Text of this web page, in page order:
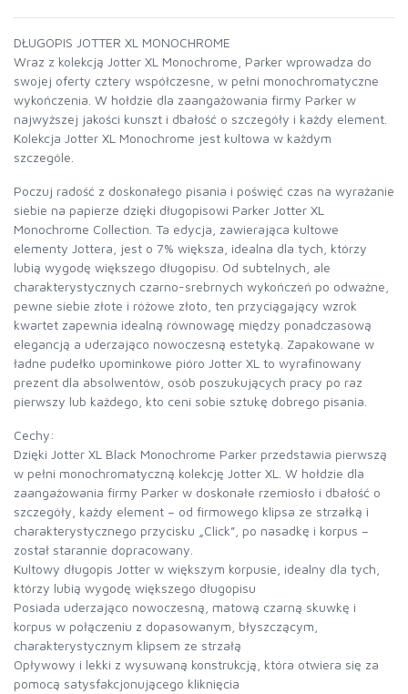
DŁUGOPIS JOTTER XL MONOCHROME
Wraz z kolekcją Jotter XL Monochrome, Parker wprowadza do
swojej oferty cztery współczesne, w pełni monochromatyczne
wykończenia. W hołdzie dla zaangażowania firmy Parker w
najwyższej jakości kunszt i dbałość o szczegóły i każdy element.
Kolekcja Jotter XL Monochrome jest kultowa w każdym
szczególe.
Poczuj radość z doskonałego pisania i poświęć czas na wyrażanie
siebie na papierze dzięki długopisowi Parker Jotter XL
Monochrome Collection. Ta edycja, zawierająca kultowe
elementy Jottera, jest o 7% większa, idealna dla tych, którzy
lubią wygodę większego długopisu. Od subtelnych, ale
charakterystycznych czarno-srebrnych wykończeń po odważne,
pewne siebie złote i różowe złoto, ten przyciągający wzrok
kwartet zapewnia idealną równowagę między ponadczasową
elegancją a uderzająco nowoczesną estetyką. Zapakowane w
ładne pudełko upominkowe pióro Jotter XL to wyrafinowany
prezent dla absolwentów, osób poszukujących pracy po raz
pierwszy lub każdego, kto ceni sobie sztukę dobrego pisania.
Cechy:
Dzięki Jotter XL Black Monochrome Parker przedstawia pierwszą
w pełni monochromatyczną kolekcję Jotter XL. W hołdzie dla
zaangażowania firmy Parker w doskonałe rzemiosło i dbałość o
szczegóły, każdy element – ​​od firmowego klipsa ze strzałką i
charakterystycznego przycisku „Click”, po nasadkę i korpus –
został starannie dopracowany.
Kultowy długopis Jotter w większym korpusie, idealny dla tych,
którzy lubią wygodę większego długopisu
Posiada uderzająco nowoczesną, matową czarną skuwkę i
korpus w połączeniu z dopasowanym, błyszczącym,
charakterystycznym klipsem ze strzałą
Opływowy i lekki z wysuwaną konstrukcją, która otwiera się za
pomocą satysfakcjonującego kliknięcia